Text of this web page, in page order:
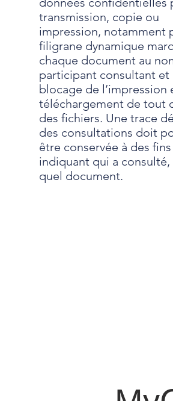
transmission, copie ou
impression, notamment
filigrane dynamique
chaque document au
participant consultant et
blocage de l’impression
téléchargement de tout
des fichiers. Une trace
des consultations doit
être conservée à des fins
indiquant qui a consulté,
quel document.